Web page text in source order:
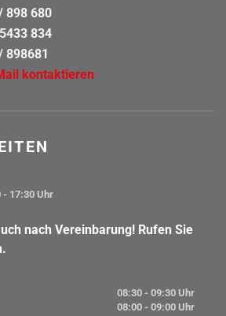
898 680
834
898681
kontaktieren
- 17:30 Uhr
nach Vereinbarung! Rufen Sie
08:30 - 09:30 Uhr
08:00 - 09:00 Uhr